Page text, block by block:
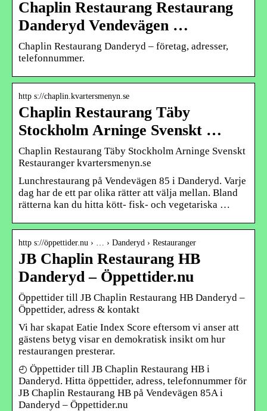
Chaplin Restaurang Restaurang
Danderyd Vendevägen …
Chaplin Restaurang Danderyd – företag, adresser,
telefonnummer.
http s://chaplin.kvartersmenyn.se
Chaplin Restaurang Täby
Stockholm Arninge Svenskt …
Chaplin Restaurang Täby Stockholm Arninge Svenskt
Restauranger kvartersmenyn.se
Lunchrestaurang på Vendevägen 85 i Danderyd. Varje
dag har de ett par olika rätter att välja mellan. Bland
rätterna kan du hitta kött- fisk- och vegetariska …
http s://öppettider.nu › … › Danderyd › Restauranger
JB Chaplin Restaurang HB
Danderyd – Öppettider.nu
Öppettider till JB Chaplin Restaurang HB Danderyd –
Öppettider, adress & kontakt
Vi har skapat Eatie Index Score eftersom vi anser att
gästens betyg visar en demokratisk insikt om hur
restaurangen presterar.
◴ Öppettider till JB Chaplin Restaurang HB i
Danderyd. Hitta öppettider, adress, telefonnummer för
JB Chaplin Restaurang HB på Vendevägen 85A i
Danderyd – Öppettider.nu